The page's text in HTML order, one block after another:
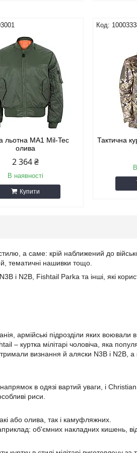
льотна MA1 Mil-Tec
олива
2 364 ₴
В наявності
Купити
Тактична
а саме: крій наближений до
тематичні нашивки тощо.
і N2B, Fishtail Parka та інші, які
армійські підрозділи яких воювали
– куртка мілітарі чоловіча, яка
визнання й аляски N3B і N2B, а
в одязі вартий уваги, і
риси.
або олива, так і камуфляжних.
об'ємних накладних кишень,